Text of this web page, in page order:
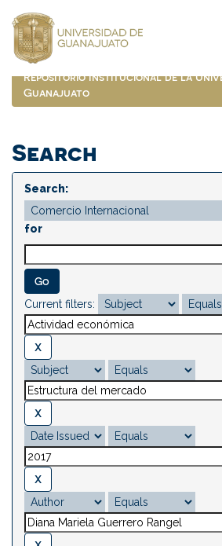
navigation
Repositorio Institucional de la
Guanajuato
Search
Search:
for
Current filters: